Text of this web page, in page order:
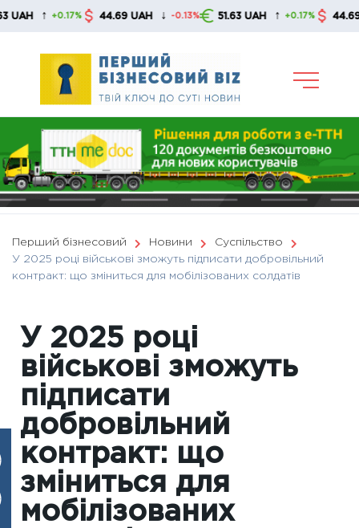
Skip
↑ +0.17% 44.69 UAH ↓ -0.13% 51.63 UAH ↑ +0.17% 44.69 UAH
Перший бізнесовий Новини
Суспільство
У 2025 році військові зможуть підписати добровільний
контракт: що зміниться для мобілізованих солдатів
У 2025 році
військові зможуть
підписати
добровільний
контракт: що
зміниться для
мобілізованих